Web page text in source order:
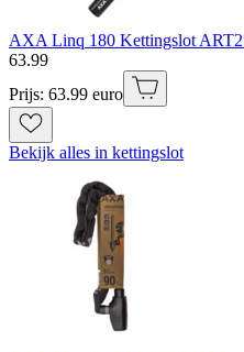
AXA Linq 180 Kettingslot
63.99
Prijs: 63.99 euro
Bekijk alles in kettingslot